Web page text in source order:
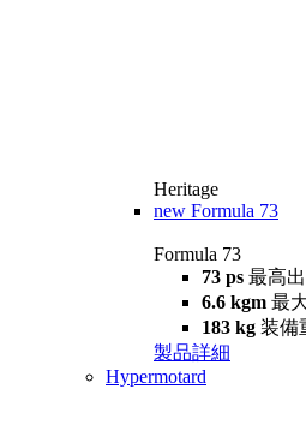
Heritage
new Formula 73
Formula 73
73 ps 最高
6.6 kgm 最
183 kg 装備
製品詳細
Hypermotard